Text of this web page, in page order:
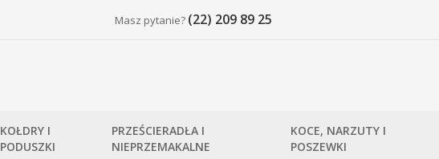
Masz pytanie? (22) 209 89 25
KOŁDRY I
PODUSZKI
PRZEŚCIERADŁA I
NIEPRZEMAKALNE
KOCE, NARZUTY I
POSZEWKI